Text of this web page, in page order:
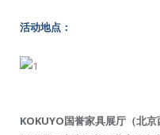
活动地点：
KOKUYO国誉家具展厅（北